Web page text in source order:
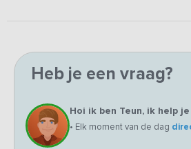
Heb je een vraag?
Hoi ik ben Teun, ik help
• Elk moment van de dag